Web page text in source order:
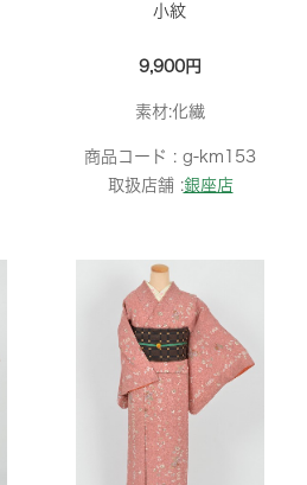
小紋
9,900円
素材:化繊
商品コード : g-km153
取扱店舗 :銀座店